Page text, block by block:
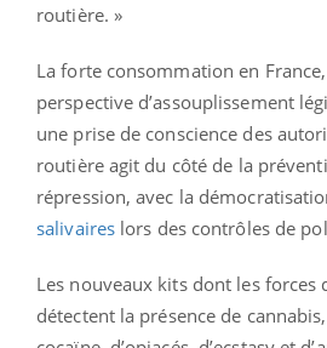
routière. »
La forte consommation en
perspective d’assouplissement
une prise de conscience des
routière agit du côté de la
répression, avec la
salivaires lors des contrôles de
Les nouveaux kits dont les forces
détectent la présence de